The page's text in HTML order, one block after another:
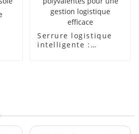
Serrure logistique
intelligente :